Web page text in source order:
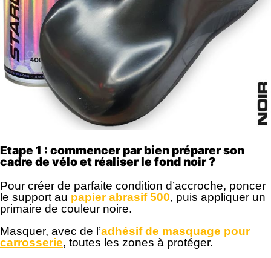
Etape 1 : commencer par bien préparer son
cadre de vélo et réaliser le fond noir ?
Pour créer de parfaite condition d’accroche, poncer
le support au papier abrasif 500, puis appliquer un
primaire de couleur noire.
Masquer, avec de l’adhésif de masquage pour
carrosserie, toutes les zones à protéger.